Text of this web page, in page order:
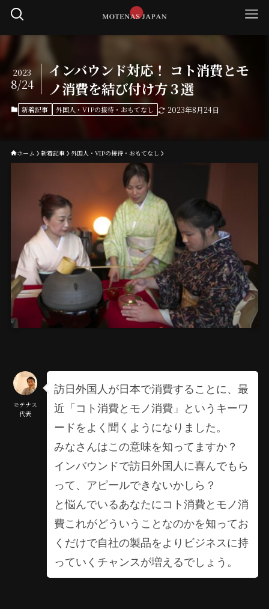
インバウンド対応！ コト消費とモ
ノ消費を結び付け方３選
2023
8/24
新着記事 外国人・VIPの接待・おもてなし 2023年8月24日
ホーム 新着記事 外国人・VIPの接待・おもてなし
モテナス
代表
訪日外国人が日本で消費することに、最
近「コト消費とモノ消費」というキーワ
ードをよく聞くようになりました。
みなさんはこの意味を知ってますか？
インバウンドで訪日外国人に喜んでもら
って、アピールできないかしら？
と悩んでいるあなたにコト消費とモノ消
費これがどういうことなのかを知ってお
くだけで自社の製品をよりビジネスに持
っていくチャンスが増えるでしょう。